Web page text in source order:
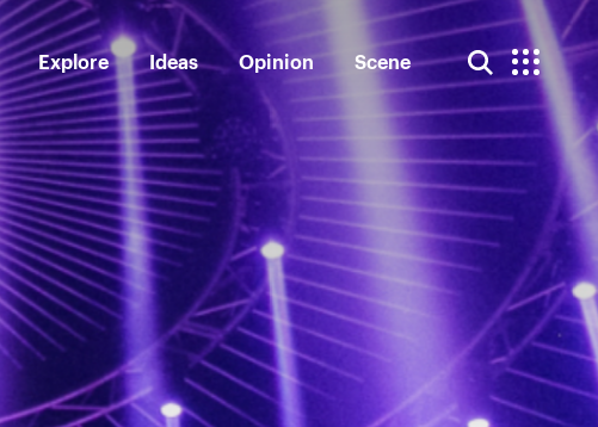
Explore Ideas Opinion Scene